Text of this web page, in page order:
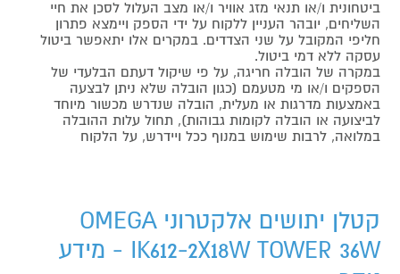
ביטחונית ו/או תנאי מזג אוויר ו/או מצב העלול לסכן את חיי
השליחים, יובהר העניין ללקוח על ידי הספק ויימצא פתרון
חליפי המקובל על שני הצדדים. במקרים אלו יתאפשר ביטול
עסקה ללא דמי ביטול.
במקרה של הובלה חריגה, על פי שיקול דעתם הבלעדי של
הספקים ו/או מי מטעמם (כגון הובלה שלא ניתן לבצעה
באמצעות מדרגות או מעלית, הובלה שנדרש מכשור מיוחד
לביצועה או הובלה לקומות גבוהות), תחול עלות ההובלה
במלואה, לרבות שימוש במנוף ככל ויידרש, על הלקוח
קטלן יתושים אלקטרוני OMEGA
IK612-2X18W TOWER 36W - מידע